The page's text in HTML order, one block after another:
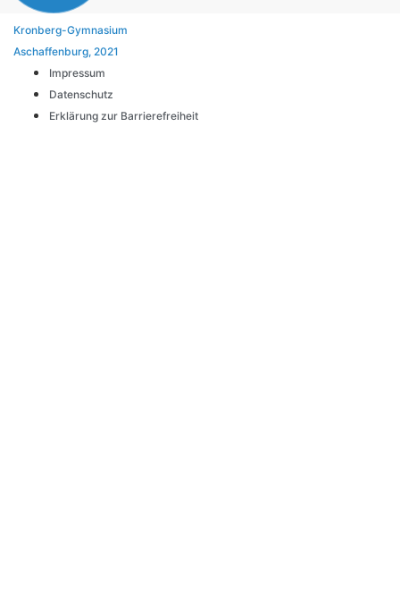
Kronberg-Gymnasium
Aschaffenburg, 2021
Impressum
Datenschutz
Erklärung zur Barrierefreiheit